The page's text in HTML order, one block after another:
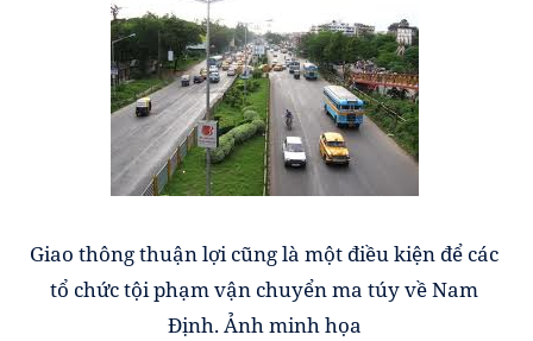
Giao thông thuận lợi cũng là một điều kiện để các
tổ chức tội phạm vận chuyển ma túy về Nam
Định. Ảnh minh họa